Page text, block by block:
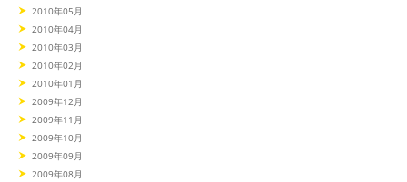
2010年05月
2010年04月
2010年03月
2010年02月
2010年01月
2009年12月
2009年11月
2009年10月
2009年09月
2009年08月